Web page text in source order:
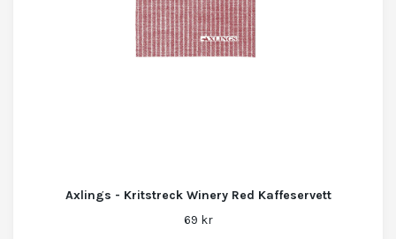
Axlings - Kritstreck Winery Red Kaffeservett
69 kr